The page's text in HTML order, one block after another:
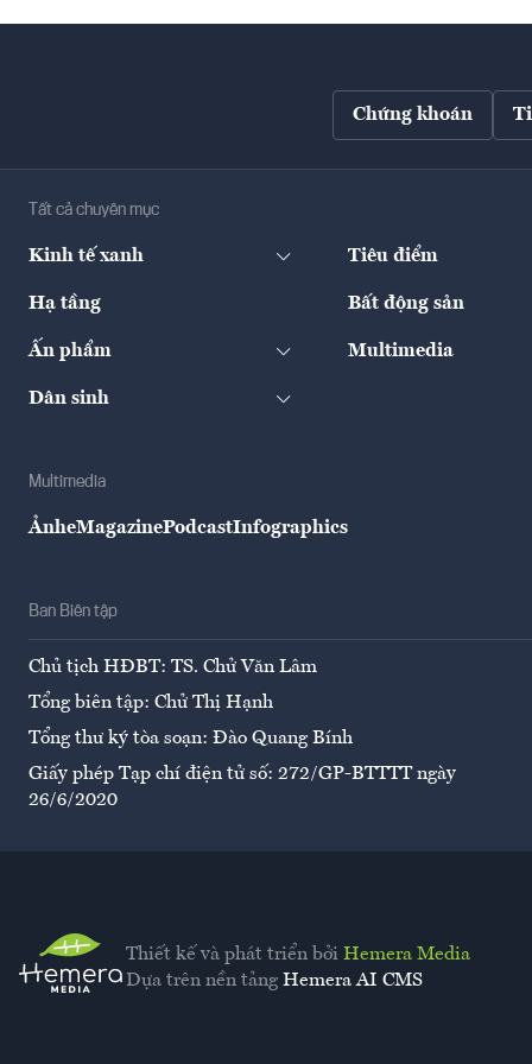
Chứng khoán
Tất cả chuyên mục
Kinh tế xanh Tiêu điểm
Hạ tầng Bất động sản
Ấn phẩm Multimedia
Dân sinh
Multimedia
ẢnheMagazinePodcastInfographics
Ban Biên tập
Chủ tịch HĐBT: TS. Chử Văn Lâm
Tổng biên tập: Chử Thị Hạnh
Tổng thư ký tòa soạn: Đào Quang Bính
Giấy phép Tạp chí điện tử số: 272/GP-BTTTT ngày
26/6/2020
Thiết kế và phát triển bởi Hemera Media
Dựa trên nền tảng Hemera AI CMS